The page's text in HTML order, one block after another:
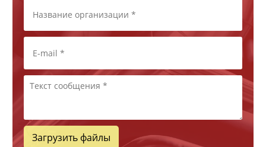
Загрузить файлы